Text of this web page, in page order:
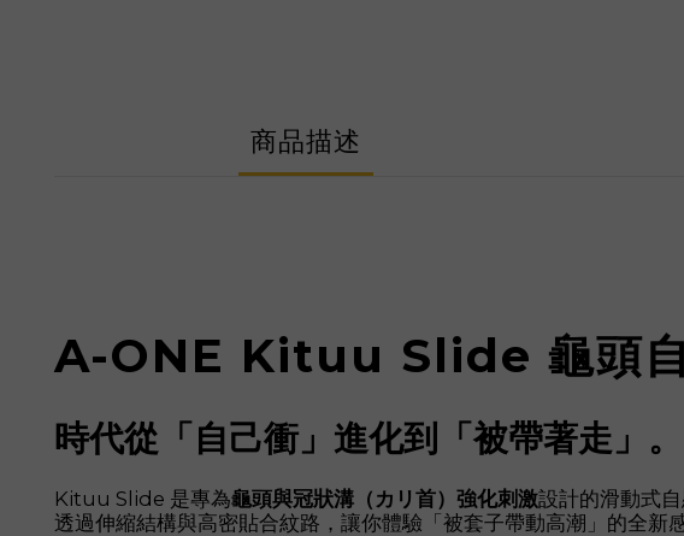
商品描述
A-ONE Kituu Slide 龜頭
時代從「自己衝」進化到「被帶著走」。
Kituu Slide 是專為龜頭與冠狀溝（カリ首）強化刺激設計的滑動式自
透過伸縮結構與高密貼合紋路，讓你體驗「被套子帶動高潮」的全新感